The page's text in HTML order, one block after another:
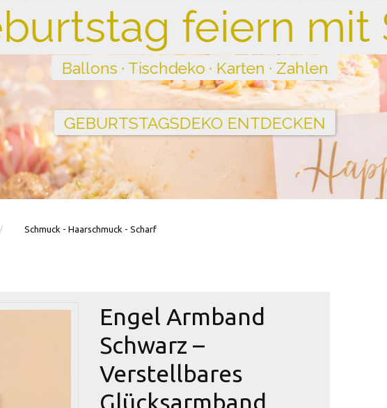
mit Stil
Schmuck - Haarschmuck - Scharf
Engel Armband
Schwarz –
Verstellbares
Glücksarmband